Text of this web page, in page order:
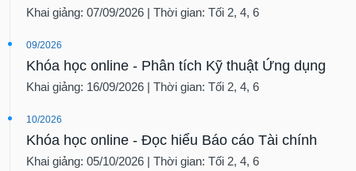
Khai giảng: 07/09/2026 | Thời gian: Tối 2, 4, 6
09/2026
Khóa học online - Phân tích Kỹ thuật Ứng dụng
Khai giảng: 16/09/2026 | Thời gian: Tối 2, 4, 6
10/2026
Khóa học online - Đọc hiểu Báo cáo Tài chính
Khai giảng: 05/10/2026 | Thời gian: Tối 2, 4, 6